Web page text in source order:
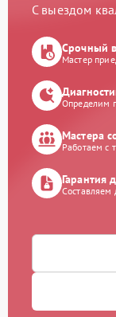
С выездом
Срочный
Мастер
Определим
Мастера
Работаем с
Гарантия
Составляем